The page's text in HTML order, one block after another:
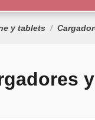
y tablets